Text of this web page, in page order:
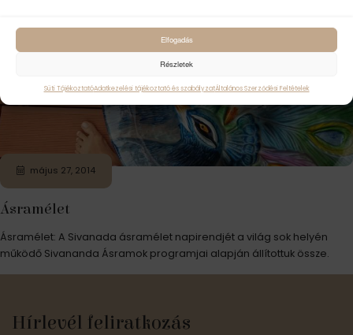
Elfogadás
Részletek
Süti TájékoztatóAdatkezelési tájékoztató és szabályzatÁltalános Szerződési Feltételek
május 27, 2014
Ásramélet
Ásramélet: A Sivanada ásramélet napirendjét a világ sok helyén
működő Sivananda Ásramok programjai alapján állítottuk össze.
Hírlevél feliratkozás